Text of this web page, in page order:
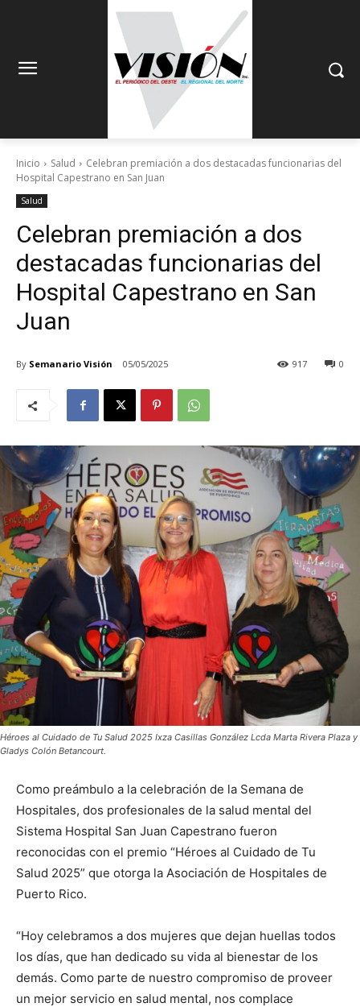
Inicio Salud
Celebran premiación a dos destacadas funcionarias del
Hospital Capestrano en San Juan
Salud
Celebran premiación a dos
destacadas funcionarias del
Hospital Capestrano en San
Juan
By Semanario Visión 05/05/2025 0
917
Héroes al Cuidado de Tu Salud 2025 Ixza Casillas González Lcda Marta Rivera Plaza y
Gladys Colón Betancourt.
Como preámbulo a la celebración de la Semana de
Hospitales, dos profesionales de la salud mental del
Sistema Hospital San Juan Capestrano fueron
reconocidas con el premio “Héroes al Cuidado de Tu
Salud 2025” que otorga la Asociación de Hospitales de
Puerto Rico.
“Hoy celebramos a dos mujeres que dejan huellas todos
los días, que han dedicado su vida al bienestar de los
demás. Como parte de nuestro compromiso de proveer
un mejor servicio en salud mental, nos complace